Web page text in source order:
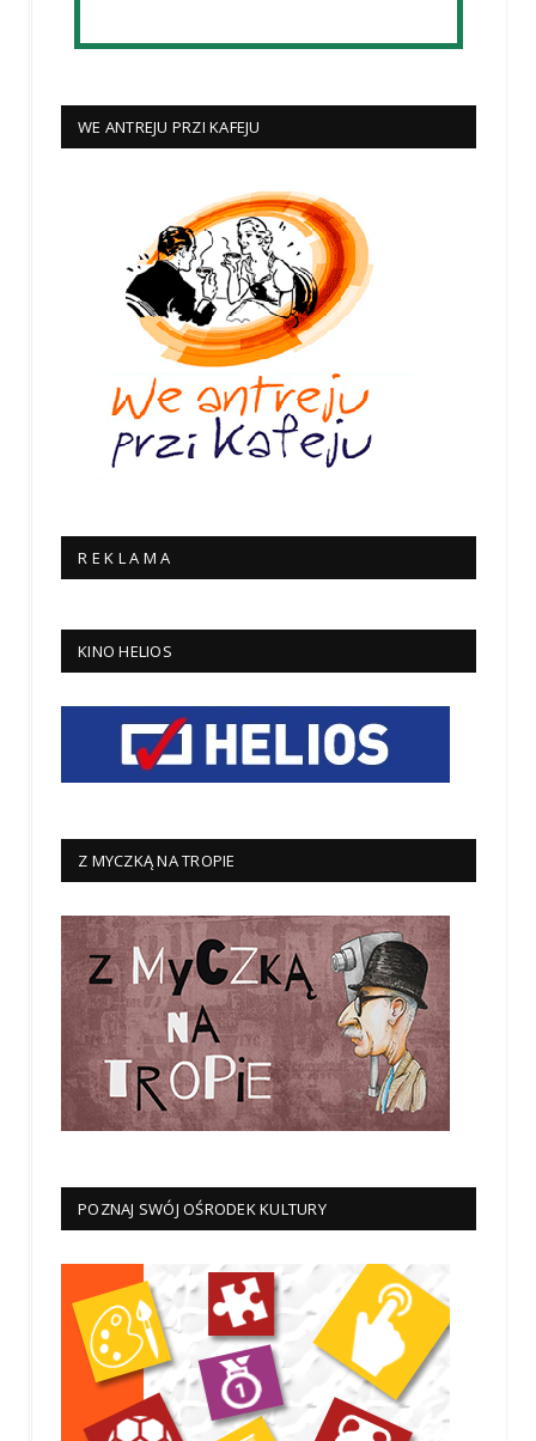
WE ANTREJU PRZI KAFEJU
R E K L A M A
KINO HELIOS
Z MYCZKĄ NA TROPIE
POZNAJ SWÓJ OŚRODEK KULTURY